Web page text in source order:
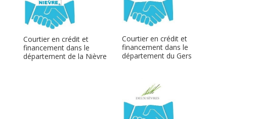
Courtier en crédit et
financement dans le
département de la Nièvre
Courtier en crédit et
financement dans le
département du Gers